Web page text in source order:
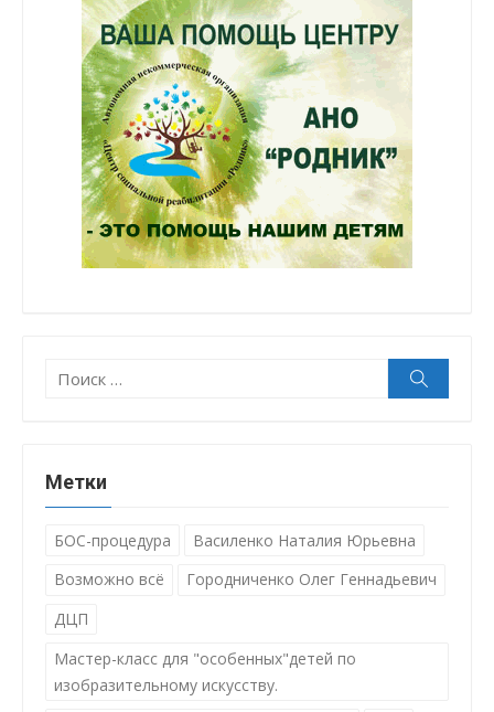
Поиск:
Метки
БОС-процедура
Василенко Наталия Юрьевна
Возможно всё
Городниченко Олег Геннадьевич
ДЦП
Мастер-класс для "особенных"детей по
изобразительному искусству.